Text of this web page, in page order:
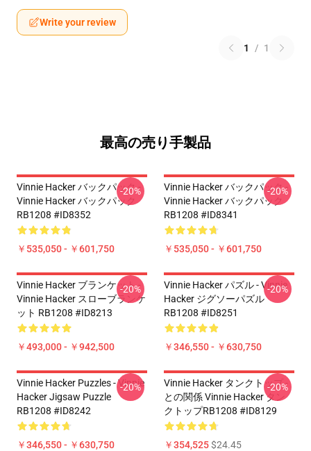
Write your review
1 / 1
最高の売り手製品
Vinnie Hacker バックパック -
Vinnie Hacker バックパック
RB1208 #ID8352
￥535,050 - ￥601,750
-20%
Vinnie Hacker バックパック -
Vinnie Hacker バックパック
RB1208 #ID8341
￥535,050 - ￥601,750
-20%
Vinnie Hacker ブランケット -
Vinnie Hacker スローブランケ
ット RB1208 #ID8213
￥493,000 - ￥942,500
-20%
Vinnie Hacker パズル - Vinnie
Hacker ジグソーパズル
RB1208 #ID8251
￥346,550 - ￥630,750
-20%
Vinnie Hacker Puzzles - Vinnie
Hacker Jigsaw Puzzle
RB1208 #ID8242
￥346,550 - ￥630,750
-20%
Vinnie Hacker タンクトップ -
との関係 Vinnie Hacker タン
クトップRB1208 #ID8129
￥354,525$24.45
-20%